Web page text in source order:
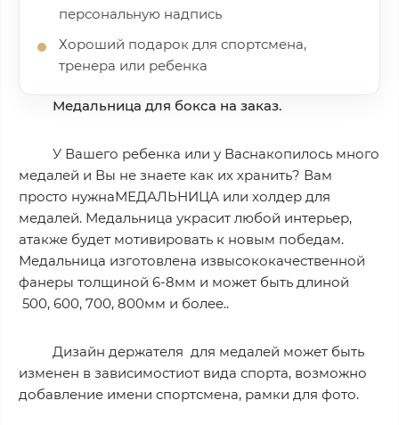
персональную надпись
Хороший подарок для спортсмена,
тренера или ребенка
Медальница для бокса на заказ.
У Вашего ребенка или у Васнакопилось много
медалей и Вы не знаете как их хранить? Вам
просто нужнаМЕДАЛЬНИЦА или холдер для
медалей. Медальница украсит любой интерьер,
атакже будет мотивировать к новым победам.
Медальница изготовлена ​​извысококачественной
фанеры толщиной 6-8мм и может быть длиной
500, 600, 700, 800мм и более..
Дизайн держателя для медалей может быть
изменен в зависимостиот вида спорта, возможно
добавление имени спортсмена, рамки для фото.